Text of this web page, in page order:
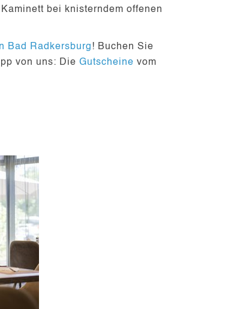
bei knisterndem offenen
Bad Radkersburg! Buchen Sie
von uns: Die Gutscheine vom